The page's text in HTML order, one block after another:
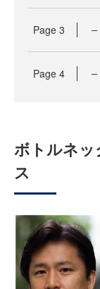
Page 3
Page 4
ボトルネ
ス